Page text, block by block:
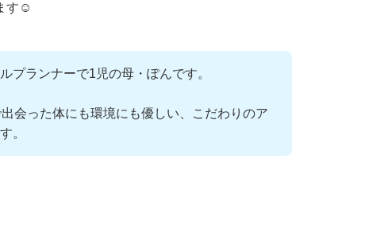
す☺️
プランナーで1児の母・ぽんです。
会った体にも環境にも優しい、こだわりのア
。